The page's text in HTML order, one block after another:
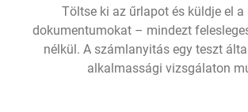
Töltse ki az űrlapot és küldje el a
dokumentumokat – mindezt
nélkül. A számlanyitás egy teszt
alkalmassági vizsgálaton